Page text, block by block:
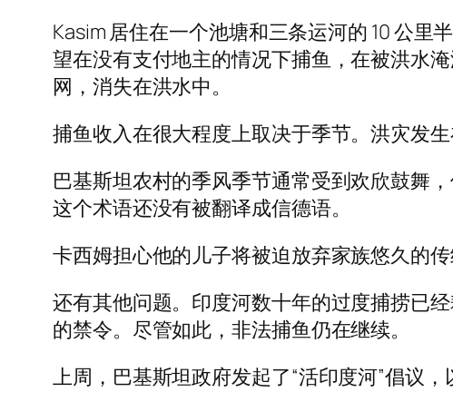
Kasim 居住在一个池塘和三条运河的 10 公里
望在没有支付地主的情况下捕鱼，在被洪水
网，消失在洪水中。
捕鱼收入在很大程度上取决于季节。洪灾发
巴基斯坦农村的季风季节通常受到欢欣鼓舞
这个术语还没有被翻译成信德语。
卡西姆担心他的儿子将被迫放弃家族悠久的传
还有其他问题。印度河数十年的过度捕捞已
的禁令。尽管如此，非法捕鱼仍在继续。
上周，巴基斯坦政府发起了“活印度河”倡议